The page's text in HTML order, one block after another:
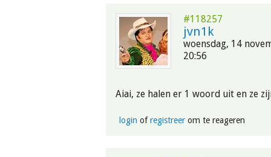
#118257
jvn1k
woensdag, 14
20:56
Aiai, ze halen er 1 woord uit en ze
login ofregistreerom te reageren